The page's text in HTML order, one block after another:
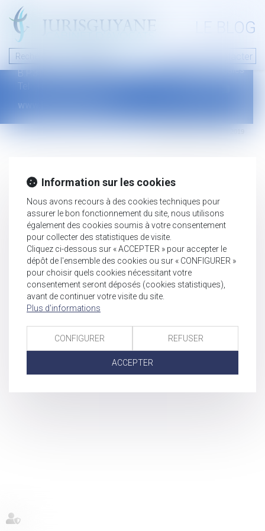
LE BLOG
Nous contacter
46 avenue de la liberté
B.P.315 - 97327 Cayenne Cedex
Tel : +594 594 29 45 35
www.jurisguyane.com
Mentions légales
Information sur les cookies
Nous avons recours à des cookies techniques pour
assurer le bon fonctionnement du site, nous utilisons
également des cookies soumis à votre consentement
pour collecter des statistiques de visite.
Cliquez ci-dessous sur « ACCEPTER » pour accepter le
dépôt de l'ensemble des cookies ou sur « CONFIGURER »
pour choisir quels cookies nécessitant votre
consentement seront déposés (cookies statistiques),
avant de continuer votre visite du site.
Plus d'informations
CONFIGURER REFUSER
ACCEPTER